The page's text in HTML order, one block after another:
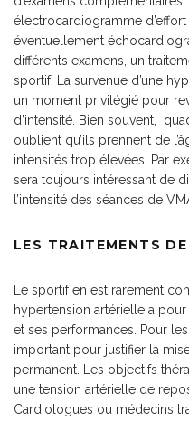
électrocardiogramme d’effort
éventuellement
différents examens, un
sportif. La survenue d’une
un moment privilégié pour
d’intensité. Bien souvent,
oublient qu’ils prennent de
intensités trop élevées. Par
sera toujours intéressant de
l’intensité des séances de
LES TRAITEMENTS
Le sportif en est rarement
hypertension artérielle a
et ses performances. Pour
important pour justifier la
permanent. Les objectifs
une tension artérielle de
Cardiologues ou médecins